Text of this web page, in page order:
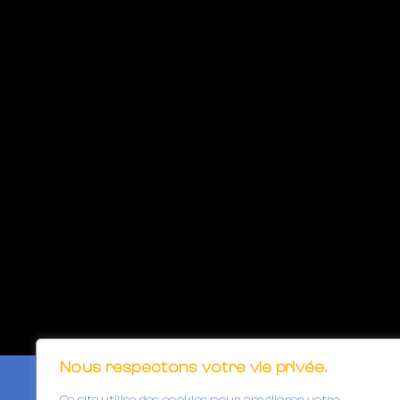
Nous respectons votre vie privée.